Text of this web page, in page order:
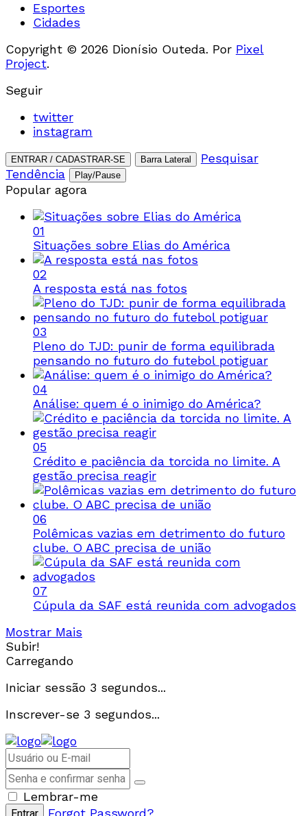
Esportes
Cidades
Copyright © 2026 Dionísio Outeda. Por Pixel
Project.
Seguir
twitter
instagram
ENTRAR / CADASTRAR-SE Barra Lateral
Pesquisar
Tendência
Play/Pause
Popular agora
01
Situações sobre Elias do América
02
A resposta está nas fotos
03
Pleno do TJD: punir de forma equilibrada
pensando no futuro do futebol potiguar
04
Análise: quem é o inimigo do América?
05
Crédito e paciência da torcida no limite. A
gestão precisa reagir
06
Polêmicas vazias em detrimento do futuro
clube. O ABC precisa de união
07
Cúpula da SAF está reunida com advogados
Mostrar Mais
Subir!
Carregando
Iniciar sessão 3 segundos...
Inscrever-se 3 segundos...
Lembrar-me
Forgot Password?